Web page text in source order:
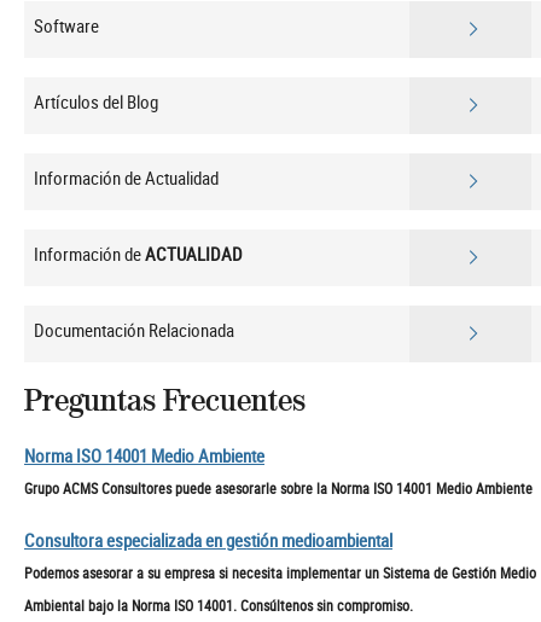
Software
Artículos del Blog
Información de Actualidad
Información deACTUALIDAD
Documentación Relacionada
Preguntas Frecuentes
Norma ISO 14001 Medio Ambiente
Grupo ACMS Consultores puede asesorarle sobre la Norma ISO 14001 Medio Ambiente
Consultora especializada en gestión medioambiental
Podemos asesorar a su empresa si necesita implementar un Sistema de Gestión Medio
Ambiental bajo la Norma ISO 14001. Consúltenos sin compromiso.